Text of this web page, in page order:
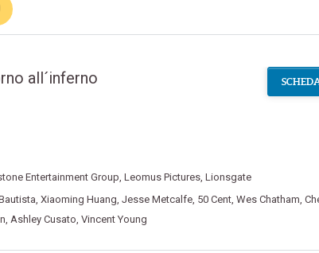
all´inferno
Entertainment Group Leomus Pictures, Lionsgate
Xiaoming Huang Jesse Metcalfe, 50 Cent, Wes Chatham
Ashley Cusato Vincent Young